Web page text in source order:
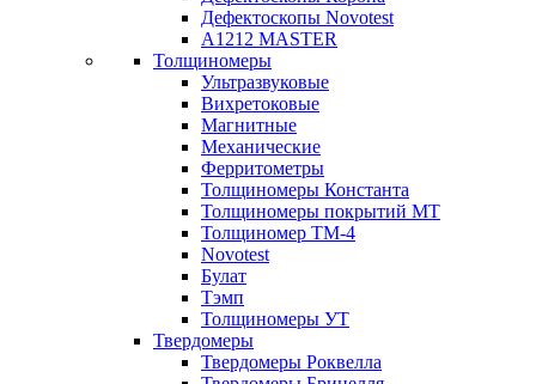
Дефектоскопы Novotest
А1212 MASTER
Толщиномеры
Ультразвуковые
Вихретоковые
Магнитные
Механические
Ферритометры
Толщиномеры Константа
Толщиномеры покрытий МТ
Толщиномер ТМ-4
Novotest
Булат
Тэмп
Толщиномеры УТ
Твердомеры
Твердомеры Роквелла